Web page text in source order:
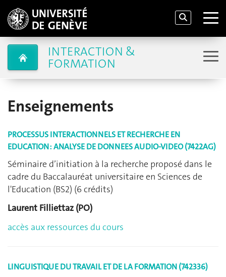
INTERACTION &
FORMATION
Enseignements
PROCESSUS INTERACTIONNELS ET RECHERCHE EN
EDUCATION : ANALYSE DE DONNEES AUDIO-VIDEO (7422AG)
Séminaire d’initiation à la recherche proposé dans le
cadre du Baccalauréat universitaire en Sciences de
l'Education (BS2) (6 crédits)
Laurent Filliettaz (PO)
accès aux ressources du cours
LINGUISTIQUE DU TRAVAIL ET DE LA FORMATION (742336)